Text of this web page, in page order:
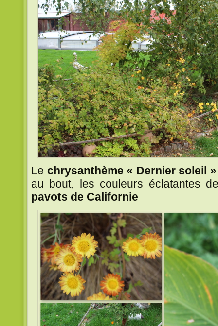
Le chrysanthème « Dernier soleil »
au bout, les couleurs éclatantes
pavots de Californie